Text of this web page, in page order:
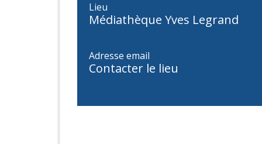
Lieu
Médiathèque Yves Legrand
Adresse email
Contacter le lieu